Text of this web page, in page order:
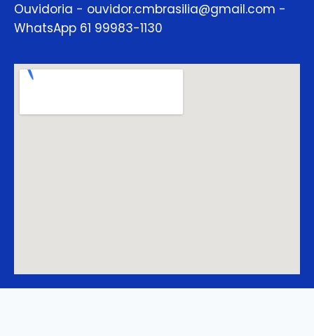
Ouvidoria - ouvidor.cmbrasilia@gmail.com -
WhatsApp 61 99983-1130